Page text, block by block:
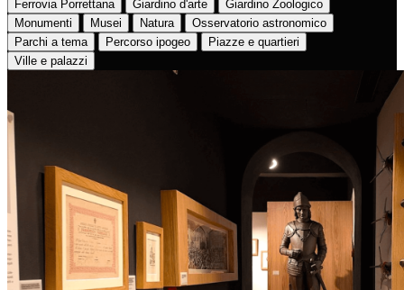
Ferrovia Porrettana
Giardino d'arte
Giardino Zoologico
Monumenti
Musei Natura
Osservatorio astronomico
Parchi a tema
Percorso ipogeo
Piazze e quartieri
Ville e palazzi